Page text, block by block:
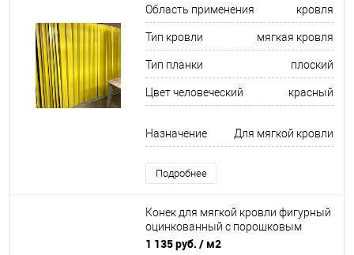
Область применения кровля
Тип кровли мягкая кровля
Тип планки плоский
Цвет человеческий красный
Назначение Для мягкой кровли
Подробнее
Конек для мягкой кровли фигурный
оцинкованный c порошковым
покрытием 0,45мм RAL 9002
1 135 руб. / м2